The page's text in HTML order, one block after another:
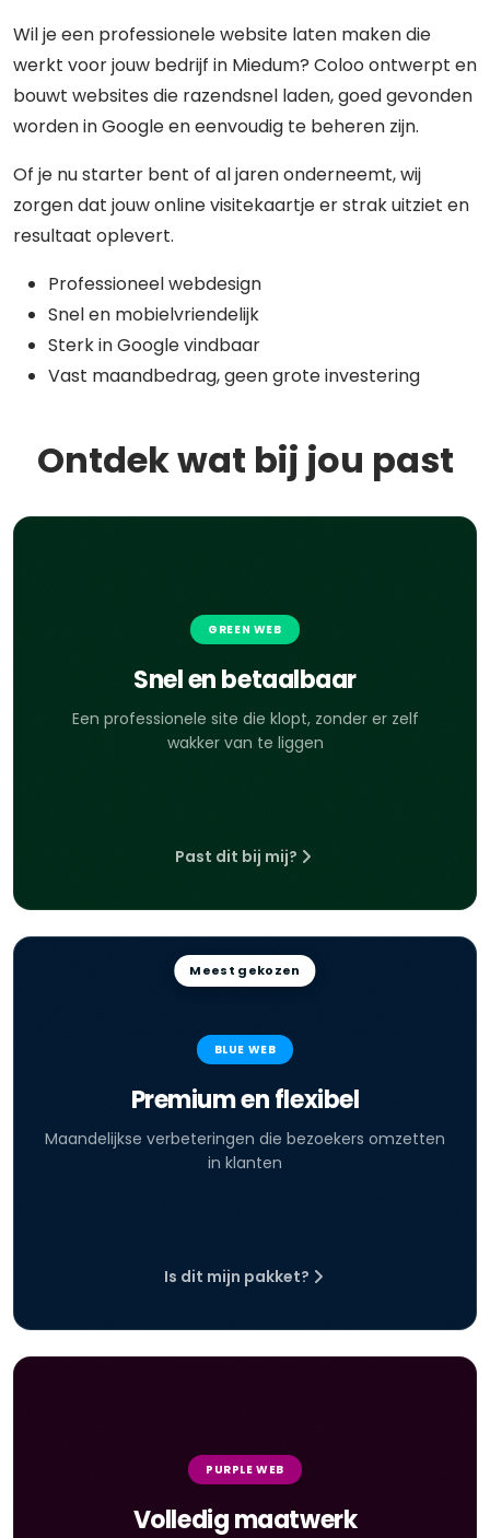
Wil je een professionele website laten maken die
werkt voor jouw bedrijf in Miedum? Coloo ontwerpt en
bouwt websites die razendsnel laden, goed gevonden
worden in Google en eenvoudig te beheren zijn.
Of je nu starter bent of al jaren onderneemt, wij
zorgen dat jouw online visitekaartje er strak uitziet en
resultaat oplevert.
Professioneel webdesign
Snel en mobielvriendelijk
Sterk in Google vindbaar
Vast maandbedrag, geen grote investering
Ontdek wat bij jou past
GREEN WEB
Snel en betaalbaar
Een professionele site die klopt, zonder er zelf
wakker van te liggen
Past dit bij mij?
Meest gekozen
BLUE WEB
Premium en flexibel
Maandelijkse verbeteringen die bezoekers omzetten
in klanten
Is dit mijn pakket?
PURPLE WEB
Volledig maatwerk